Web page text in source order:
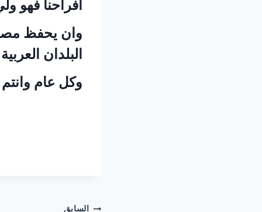
افراحنا فهو
وان يحفظ مصر
البلدان
وكل عام
السابق